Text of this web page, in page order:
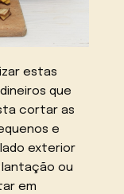
estas
que
cortar as
e
exterior
ou
em